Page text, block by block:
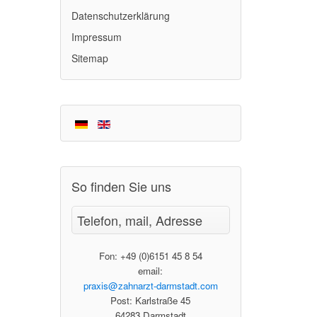
Rezessionsdeckung
GBR/GTR
Implantatanalyse
Parodontalanalyse
Diagnostisches Waxup
Implantatnachsorge
Waxup
Weiterführende Therapien
Sind Komposites giftig
Sind Dental Kleber giftig
Gel statt Bohrer
Mountainbiken
Rennrad
Triathlon
Ironman Frankfurt 2014
Wettkämpfe
Datenschutzerklärung
Impressum
Sitemap
So finden Sie uns
Telefon, mail, Adresse
Fon: +49 (0)6151 45 8 54
email:
praxis@zahnarzt-darmstadt.com
Post: Karlstraße 45